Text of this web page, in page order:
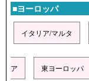
■ヨーロッパ
イタリア/マルタ
ア 東ヨーロッパ